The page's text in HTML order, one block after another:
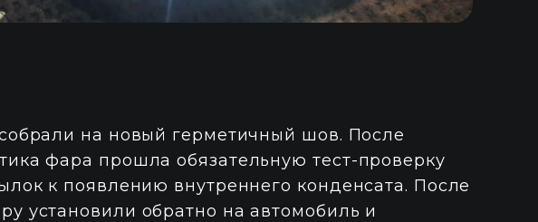
на новый герметичный шов. После
фара прошла обязательную тест-проверку
к появлению внутреннего конденсата. После
установили обратно на автомобиль и